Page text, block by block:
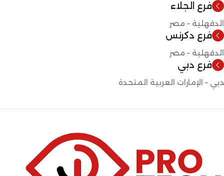
فرع الجلاء
الدقهلية – مصر
فرع دكرنس
الدقهلية – مصر
فرع دبي
دبي – الإمارات العربية المتحدة